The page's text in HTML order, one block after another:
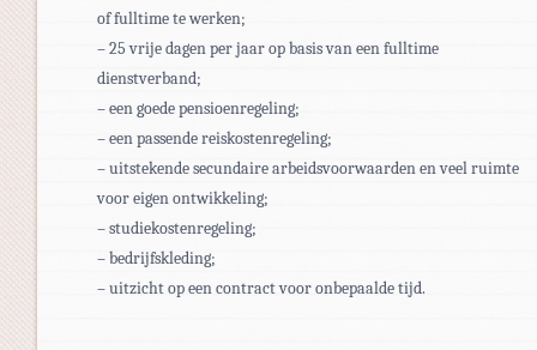
of fulltime te werken;
– 25 vrije dagen per jaar op basis van een fulltime
dienstverband;
– een goede pensioenregeling;
– een passende reiskostenregeling;
– uitstekende secundaire arbeidsvoorwaarden en veel ruimte
voor eigen ontwikkeling;
– studiekostenregeling;
– bedrijfskleding;
– uitzicht op een contract voor onbepaalde tijd.